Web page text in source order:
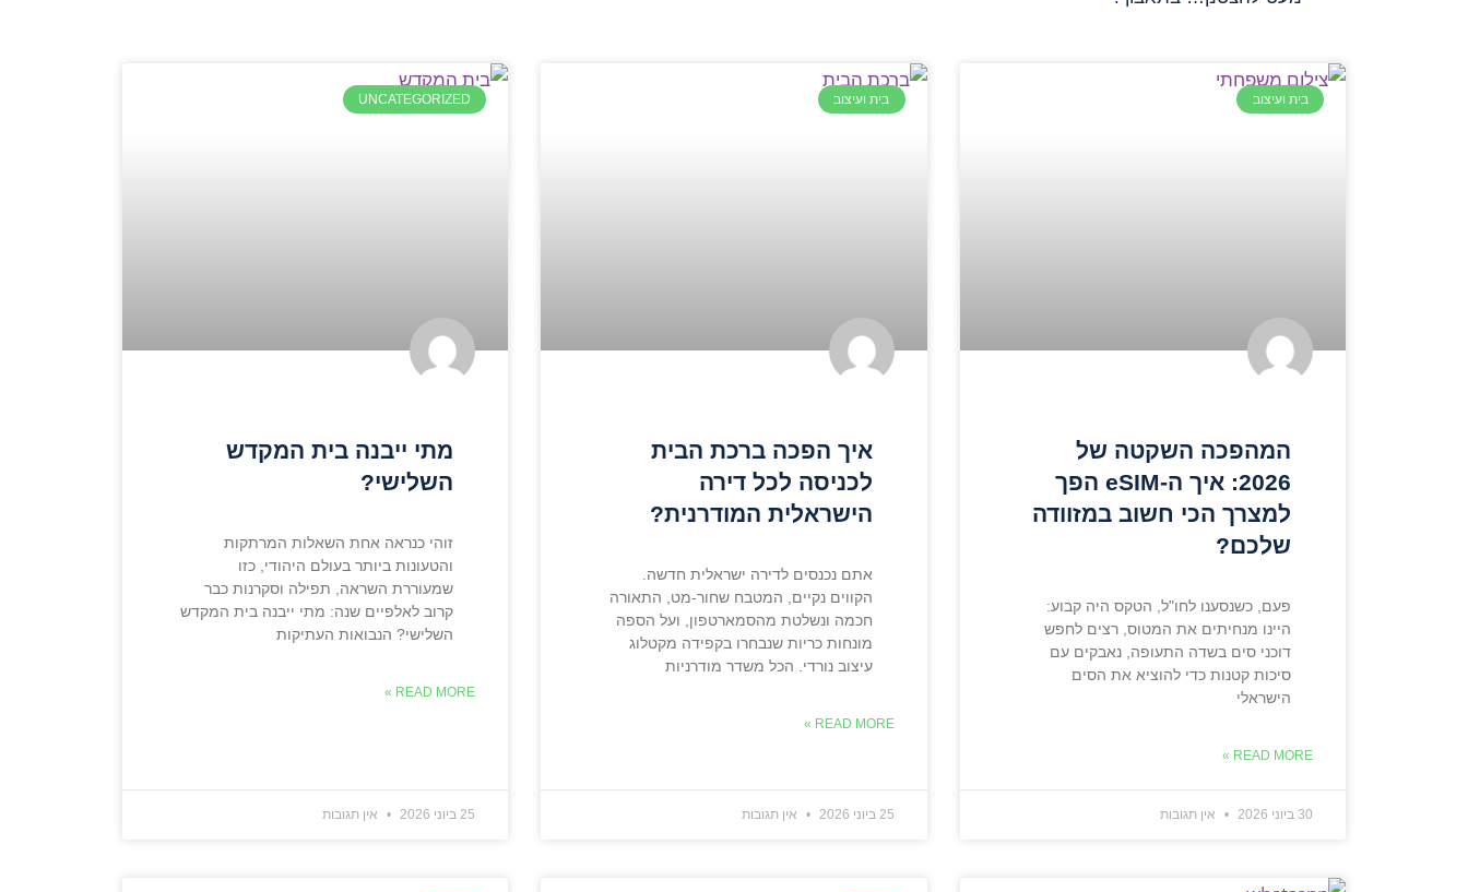
בית ועיצוב
המהפכה השקטה של
2026: איך ה-eSIM הפך
למצרך הכי חשוב במזוודה
שלכם?
פעם, כשנסענו לחו"ל, הטקס היה קבוע:
היינו מנחיתים את המטוס, רצים לחפש
דוכני סים בשדה התעופה, נאבקים עם
סיכות קטנות כדי להוציא את הסים
הישראלי
READ MORE »
30 ביוני 2026 אין תגובות
בית ועיצוב
איך הפכה ברכת הבית
לכניסה לכל דירה
הישראלית המודרנית?
אתם נכנסים לדירה ישראלית חדשה.
הקווים נקיים, המטבח שחור-מט, התאורה
חכמה ונשלטת מהסמארטפון, ועל הספה
מונחות כריות שנבחרו בקפידה מקטלוג
עיצוב נורדי. הכל משדר מודרניות
READ MORE »
25 ביוני 2026 אין תגובות
UNCATEGORIZED
מתי ייבנה בית המקדש
השלישי?
זוהי כנראה אחת השאלות המרתקות
והטעונות ביותר בעולם היהודי, כזו
שמעוררת השראה, תפילה וסקרנות כבר
קרוב לאלפיים שנה: מתי ייבנה בית המקדש
השלישי? הנבואות העתיקות
READ MORE »
25 ביוני 2026 אין תגובות